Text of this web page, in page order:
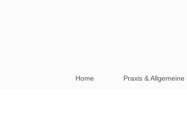
Home Praxis &